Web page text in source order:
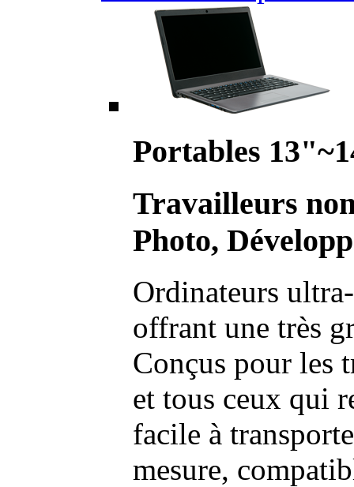
Portables
Travailleurs
Photo,
Ordinateurs
offrant une très
Conçus pour les
et tous ceux qui
facile à
mesure,